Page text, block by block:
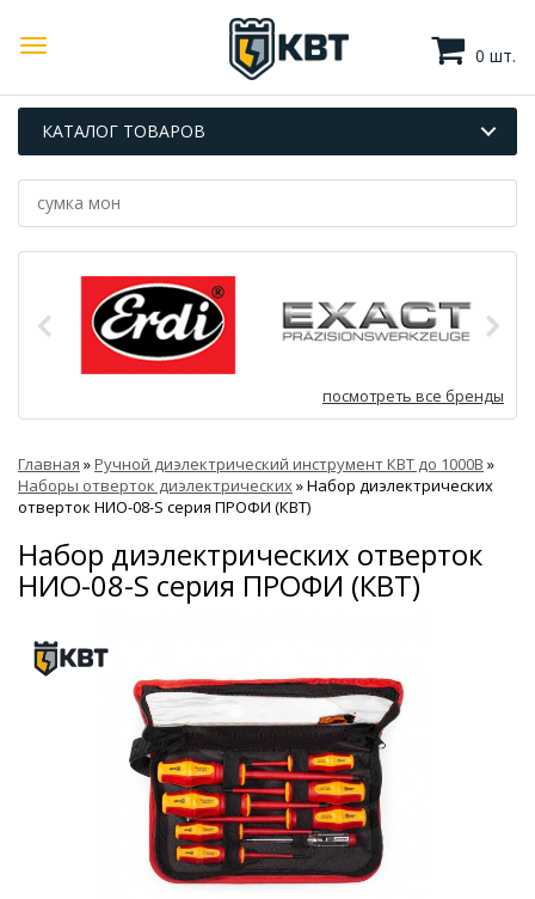
0 шт.
КАТАЛОГ ТОВАРОВ
посмотреть все бренды
Главная »Ручной диэлектрический инструмент КВТ до 1000В »
Наборы отверток диэлектрических »Набор диэлектрических
отверток НИО-08-S серия ПРОФИ (КВТ)
Набор диэлектрических отверток
НИО-08-S серия ПРОФИ (КВТ)